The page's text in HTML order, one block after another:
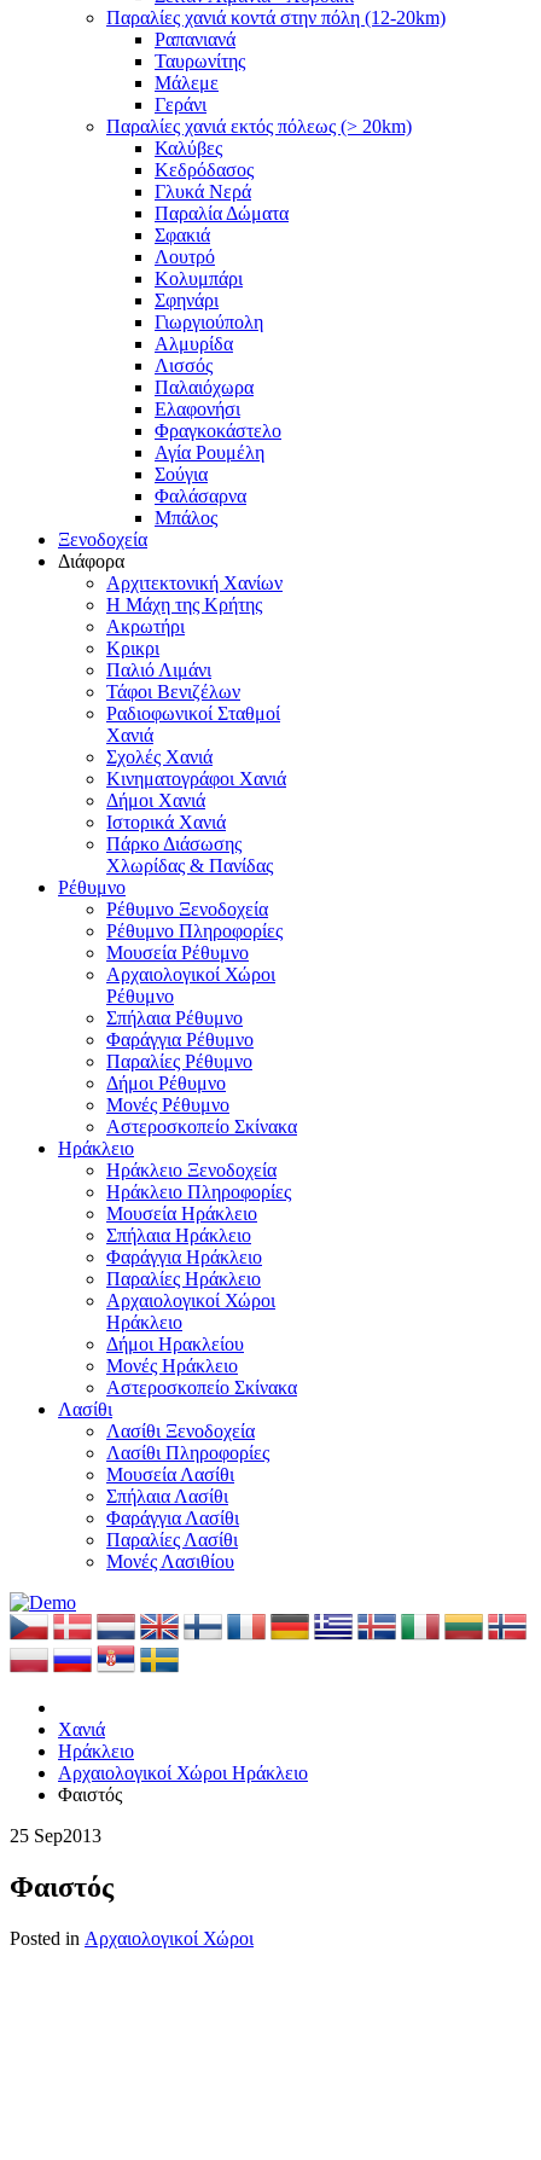
Παραλίες χανιά κοντά στην πόλη (12-20km)
Ραπανιανά
Ταυρωνίτης
Μάλεμε
Γεράνι
Παραλίες χανιά εκτός πόλεως (> 20km)
Καλύβες
Κεδρόδασος
Γλυκά Νερά
Παραλία Δώματα
Σφακιά
Λουτρό
Κολυμπάρι
Σφηνάρι
Γιωργιούπολη
Αλμυρίδα
Λισσός
Παλαιόχωρα
Ελαφονήσι
Φραγκοκάστελο
Αγία Ρουμέλη
Σούγια
Φαλάσαρνα
Μπάλος
Ξενοδοχεία
Διάφορα
Αρχιτεκτονική Χανίων
Η Μάχη της Κρήτης
Ακρωτήρι
Κρικρι
Παλιό Λιμάνι
Τάφοι Βενιζέλων
Ραδιοφωνικοί Σταθμοί
Χανιά
Σχολές Χανιά
Κινηματογράφοι Χανιά
Δήμοι Χανιά
Ιστορικά Χανιά
Πάρκο Διάσωσης
Χλωρίδας & Πανίδας
Ρέθυμνο
Ρέθυμνο Ξενοδοχεία
Ρέθυμνο Πληροφορίες
Μουσεία Ρέθυμνο
Αρχαιολογικοί Χώροι
Ρέθυμνο
Σπήλαια Ρέθυμνο
Φαράγγια Ρέθυμνο
Παραλίες Ρέθυμνο
Δήμοι Ρέθυμνο
Μονές Ρέθυμνο
Αστεροσκοπείο Σκίνακα
Ηράκλειο
Ηράκλειο Ξενοδοχεία
Ηράκλειο Πληροφορίες
Μουσεία Ηράκλειο
Σπήλαια Ηράκλειο
Φαράγγια Ηράκλειο
Παραλίες Ηράκλειο
Αρχαιολογικοί Χώροι
Ηράκλειο
Δήμοι Ηρακλείου
Μονές Ηράκλειο
Αστεροσκοπείο Σκίνακα
Λασίθι
Λασίθι Ξενοδοχεία
Λασίθι Πληροφορίες
Μουσεία Λασίθι
Σπήλαια Λασίθι
Φαράγγια Λασίθι
Παραλίες Λασίθι
Μονές Λασιθίου
Χανιά
Ηράκλειο
Αρχαιολογικοί Χώροι Ηράκλειο
Φαιστός
25 Sep2013
Φαιστός
Posted in Αρχαιολογικοί Χώροι